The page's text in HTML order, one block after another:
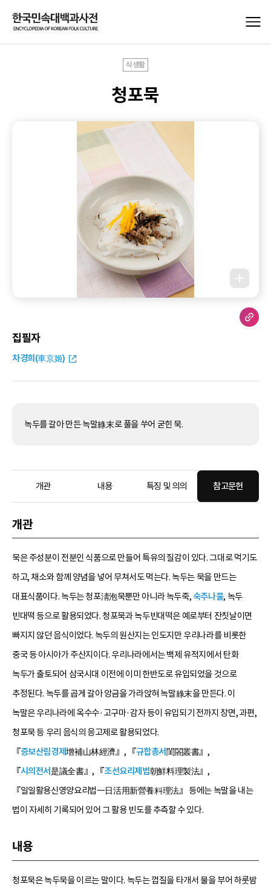
식생활
청포묵
집필자
차경희(車京姬)
녹두를 갈아 만든 녹말綠末로 풀을 쑤어 굳힌 묵.
개관 내용 특징 및 의의 참고문헌
개관
묵은 주성분이 전분인 식품으로 만들어 특유의 질감이 있다. 그대로 먹기도
하고, 채소와 함께 양념을 넣어 무쳐서도 먹는다. 녹두는 묵을 만드는
대표식품이다. 녹두는 청포淸泡묵뿐만 아니라 녹두죽, 숙주나물, 녹두
빈대떡 등으로 활용되었다. 청포묵과 녹두빈대떡은 예로부터 잔칫날이면
빠지지 않던 음식이었다. 녹두의 원산지는 인도지만 우리나라를 비롯한
중국 등 아시아가 주산지이다. 우리나라에서는 백제 유적지에서 탄화
녹두가 출토되어 삼국시대 이전에 이미 한반도로 유입되었을 것으로
추정된다. 녹두를 곱게 갈아 앙금을 가라앉혀 녹말綠末을 만든다. 이
녹말은 우리나라에 옥수수·고구마·감자 등이 유입되기 전까지 창면, 과편,
청포묵 등 우리 음식의 응고제로 활용되었다.
『증보산림경제增補山林經濟』, 『규합총서閨閤叢書』,
『시의전서是議全書』, 『조선요리제법朝鮮料理製法』,
『일일활용신영양요리법一日活用新營養料理法』 등에는 녹말을 내는
법이 자세히 기록되어 있어 그 활용 빈도를 추측할 수 있다.
내용
청포묵은 녹두묵을 이르는 말이다. 녹두는 껍질을 타개서 물을 부어 하룻밤